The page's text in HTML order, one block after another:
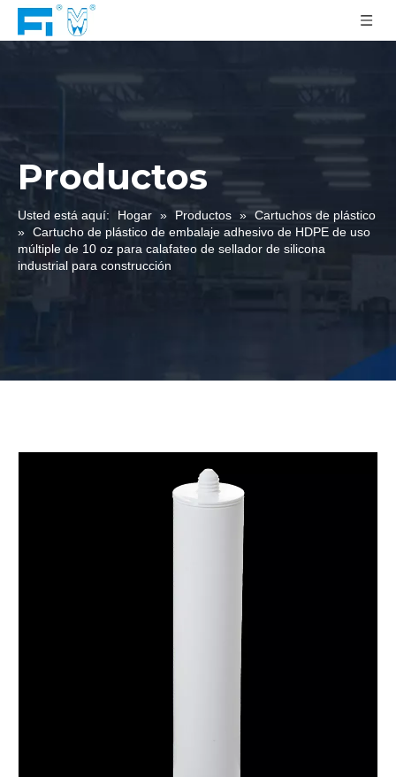
Productos
Usted está aquí: Hogar » Productos » Cartuchos de plástico
» Cartucho de plástico de embalaje adhesivo de HDPE de uso
múltiple de 10 oz para calafateo de sellador de silicona
industrial para construcción